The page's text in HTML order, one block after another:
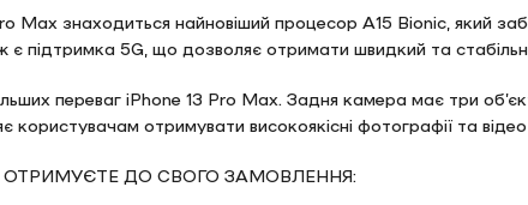
Max знаходиться найновіший процесор A15 Bionic, який
є підтримка 5G, що дозволяє отримати швидкий та
переваг iPhone 13 Pro Max. Задня камера має три
отримувати високоякісні фотографії та
ДО СВОГО ЗАМОВЛЕННЯ: